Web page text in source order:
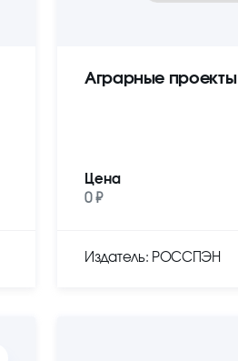
Аграрные проекты
Цена
0 ₽
Издатель: РОССПЭН